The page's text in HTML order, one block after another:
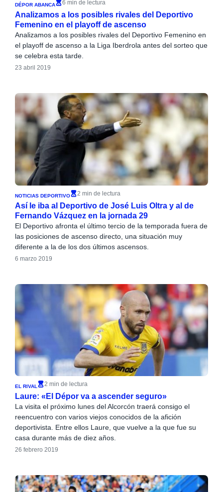
DÉPOR ABANCA 6 min de lectura
Analizamos a los posibles rivales del Deportivo
Femenino en el playoff de ascenso
Analizamos a los posibles rivales del Deportivo Femenino en
el playoff de ascenso a la Liga Iberdrola antes del sorteo que
se celebra esta tarde.
23 abril 2019
NOTICIAS DEPORTIVO 2 min de lectura
Así le iba al Deportivo de José Luis Oltra y al de
Fernando Vázquez en la jornada 29
El Deportivo afronta el último tercio de la temporada fuera de
las posiciones de ascenso directo, una situación muy
diferente a la de los dos últimos ascensos.
6 marzo 2019
EL RIVAL 2 min de lectura
Laure: «El Dépor va a ascender seguro»
La visita el próximo lunes del Alcorcón traerá consigo el
reencuentro con varios viejos conocidos de la afición
deportivista. Entre ellos Laure, que vuelve a la que fue su
casa durante más de diez años.
26 febrero 2019